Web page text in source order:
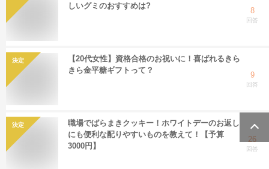
しいグミのおすすめは?
8
回答
決定
【20代女性】資格合格のお祝いに！喜ばれるきら
きら金平糖ギフトって？
9
回答
決定
職場でばらまきクッキー！ホワイトデーのお返し
にも便利な配りやすいものを教えて！【予算
3000円】
26
回答